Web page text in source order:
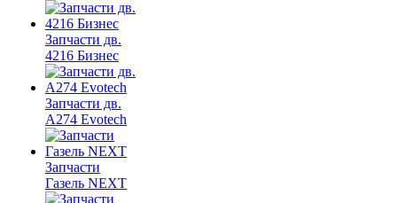
Запчасти дв.
4216 Бизнес
Запчасти дв.
A274 Evotech
Запчасти
Газель NEXT